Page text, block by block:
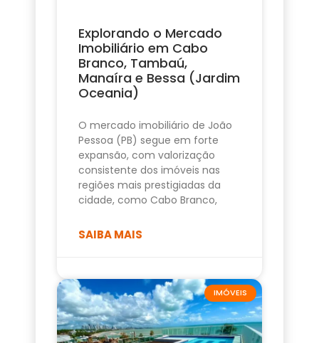
Explorando o Mercado
Imobiliário em Cabo
Branco, Tambaú,
Manaíra e Bessa (Jardim
Oceania)
O mercado imobiliário de João
Pessoa (PB) segue em forte
expansão, com valorização
consistente dos imóveis nas
regiões mais prestigiadas da
cidade, como Cabo Branco,
SAIBA MAIS
IMÓVEIS